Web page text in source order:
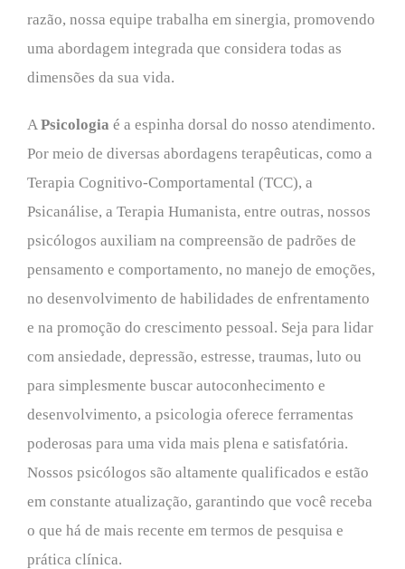
razão, nossa equipe trabalha em sinergia, promovendo
uma abordagem integrada que considera todas as
dimensões da sua vida.
APsicologia é a espinha dorsal do nosso atendimento.
Por meio de diversas abordagens terapêuticas, como a
Terapia Cognitivo-Comportamental (TCC), a
Psicanálise, a Terapia Humanista, entre outras, nossos
psicólogos auxiliam na compreensão de padrões de
pensamento e comportamento, no manejo de emoções,
no desenvolvimento de habilidades de enfrentamento
e na promoção do crescimento pessoal. Seja para lidar
com ansiedade, depressão, estresse, traumas, luto ou
para simplesmente buscar autoconhecimento e
desenvolvimento, a psicologia oferece ferramentas
poderosas para uma vida mais plena e satisfatória.
Nossos psicólogos são altamente qualificados e estão
em constante atualização, garantindo que você receba
o que há de mais recente em termos de pesquisa e
prática clínica.